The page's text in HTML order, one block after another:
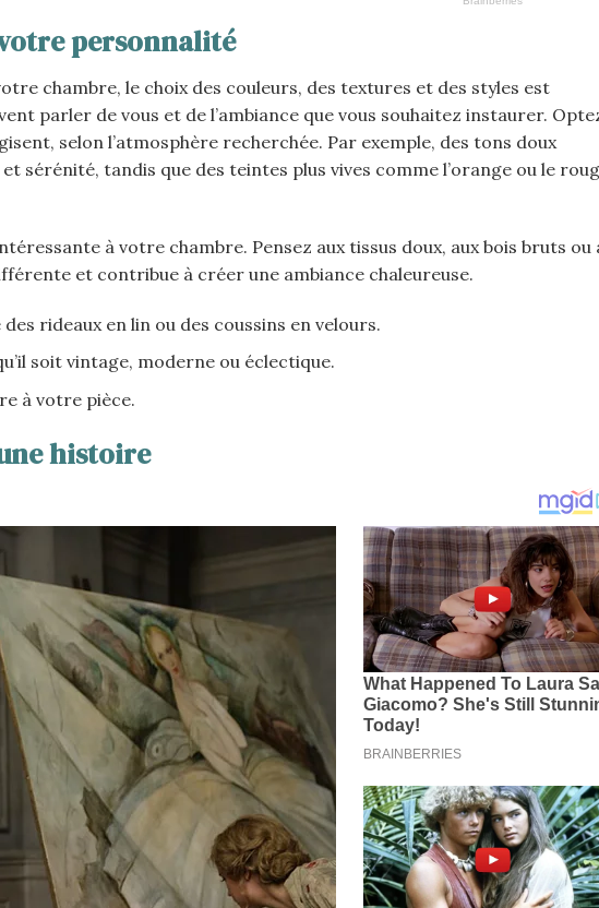
personnalité
chambre, le choix des couleurs, des textures et des styles est
parler de vous et de l’ambiance que vous souhaitez instaurer.
selon l’atmosphère recherchée. Par exemple, des tons doux
sérénité, tandis que des teintes plus vives comme l’orange ou le
à votre chambre. Pensez aux tissus doux, aux bois bruts ou
et contribue à créer une ambiance chaleureuse.
rideaux en lin ou des coussins en velours.
soit vintage, moderne ou éclectique.
à votre pièce.
histoire